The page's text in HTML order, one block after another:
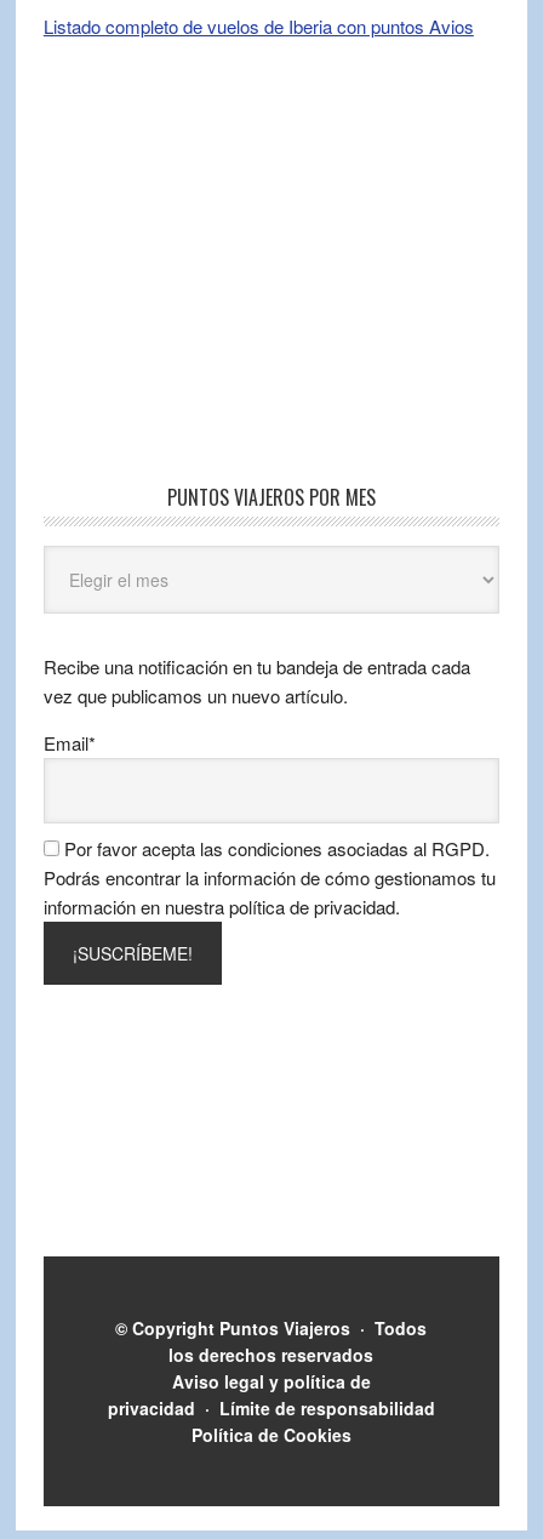
Listado completo de vuelos de Iberia con puntos Avios
PUNTOS VIAJEROS POR MES
Viajeros
por
Recibe una notificación en tu bandeja de entrada cada
vez que publicamos un nuevo artículo.
Email*
Por favor acepta las condiciones asociadas al RGPD.
Podrás encontrar la información de cómo gestionamos tu
información en nuestra política de privacidad.
© Copyright Puntos Viajeros · Todos
los derechos reservados
Aviso legal y política de
privacidad · Límite de responsabilidad
Política de Cookies